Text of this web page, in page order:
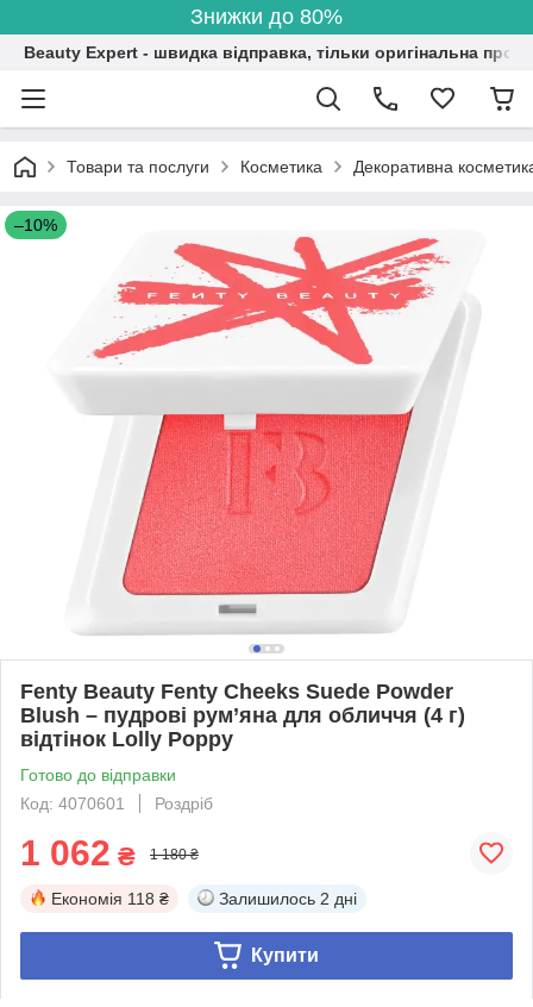
Знижки до 80%
Beauty Expert - швидка відправка, тільки оригінальна
Товари та послуги Косметика Декоративна
–10%
Fenty Beauty Fenty Cheeks Suede Powder
Blush – пудрові рум’яна для обличчя (4 г)
відтінок Lolly Poppy
Готово до відправки
Код: 4070601
Роздріб
1 062 ₴ 1 180 ₴
Економія 118 ₴ Залишилось 2 дні
Купити